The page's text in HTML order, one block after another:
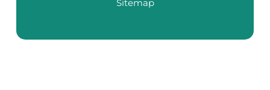
Sitemap